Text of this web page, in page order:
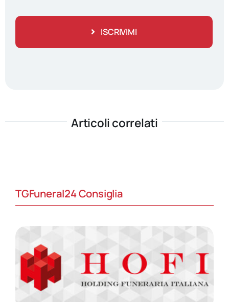
ISCRIVIMI
Articoli correlati
TGFuneral24 Consiglia